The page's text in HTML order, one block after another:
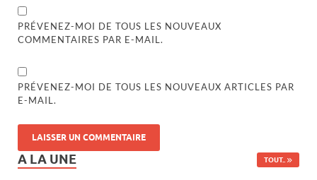
PRÉVENEZ-MOI DE TOUS LES NOUVEAUX
COMMENTAIRES PAR E-MAIL.
PRÉVENEZ-MOI DE TOUS LES NOUVEAUX ARTICLES PAR
E-MAIL.
A LA UNE TOUT..